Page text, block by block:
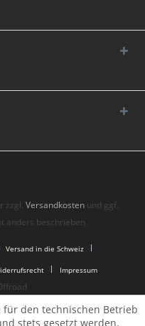
zzgl.Versandkosten und ggf.
anders beschrieben
Versand in die Schweiz
Impressum
für den technischen Betrieb
stets gesetzt werden.